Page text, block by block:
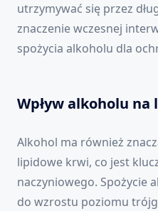
utrzymywać się przez
znaczenie wczesnej
spożycia alkoholu dla
Wpływ alkoholu
Alkohol ma również
lipidowe krwi, co jest
naczyniowego. Spożycie
do wzrostu poziomu